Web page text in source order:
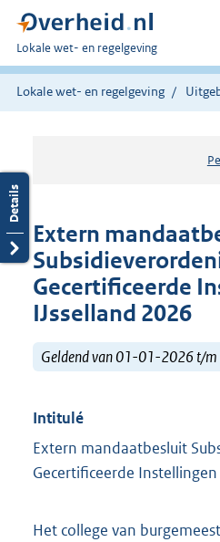
U
bent
hier:
Lokale wet- en regelgeving
Lokale wet- en regelgeving
Extern
Gecertificeerde
IJsselland 2026
Geldend van 01-01-2026 t/m
Intitulé
Extern mandaatbesluit
Gecertificeerde
Het college van